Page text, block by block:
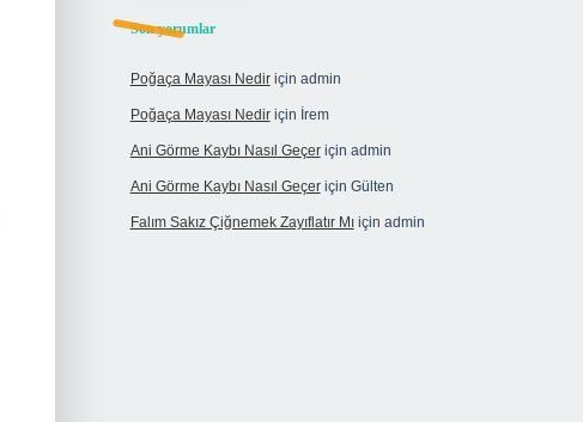
Son yorumlar
Poğaça Mayası Nediriçin admin
Poğaça Mayası Nediriçin İrem
Ani Görme Kaybı Nasıl Geçeriçin admin
Ani Görme Kaybı Nasıl Geçeriçin Gülten
Falım Sakız Çiğnemek Zayıflatır Mıiçin admin